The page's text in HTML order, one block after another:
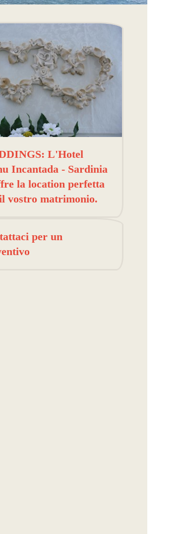
L'Hotel
Incantada - Sardinia
la location perfetta
vostro matrimonio.
per un